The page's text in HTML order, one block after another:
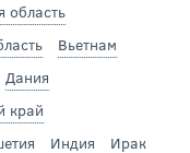
область
Вьетнам
Дания
край
Индия
Ирак